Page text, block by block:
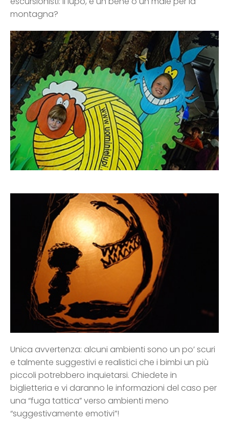
montagna?
Unica avvertenza: alcuni ambienti sono un po’ scuri
e talmente suggestivi e realistici che i bimbi un più
piccoli potrebbero inquietarsi. Chiedete in
biglietteria e vi daranno le informazioni del caso per
una “fuga tattica” verso ambienti meno
“suggestivamente emotivi”!